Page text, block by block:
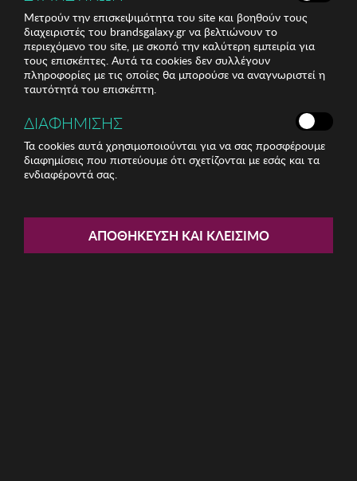
Ανδρικό Παντελόνι BISTON
Μετρούν την επισκεψιμότητα του site και βοηθούν τους
διαχειριστές του brandsgalaxy.gr να βελτιώνουν το
περιεχόμενο του site, με σκοπό την καλύτερη εμπειρία για
τους επισκέπτες. Αυτά τα cookies δεν συλλέγουν
πληροφορίες με τις οποίες θα μπορούσε να αναγνωριστεί η
ταυτότητά του επισκέπτη.
ΔΙΑΦΗΜΙΣΗΣ
Τα cookies αυτά χρησιμοποιούνται για να σας προσφέρουμε
διαφημίσεις που πιστεύουμε ότι σχετίζονται με εσάς και τα
ενδιαφέροντά σας.
ΑΠΟΘΉΚΕΥΣΗ ΚΑΙ ΚΛΕΊΣΙΜΟ